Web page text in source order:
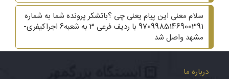
سلام معنی این پیام یعنی چی ؟باتشکر پرونده شما به شماره
9709985146900391 با ردیف فرعی 3 به شعبه6 اجراکیفری-
مشهد واصل شد
درباره ما